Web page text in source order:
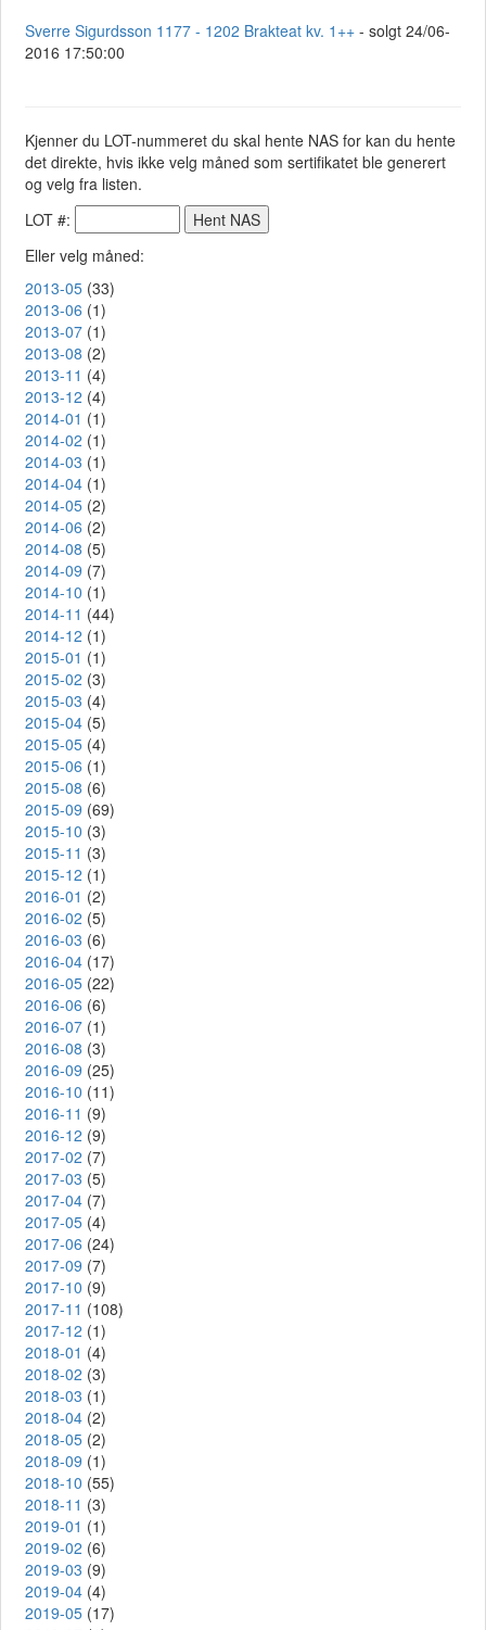
Sverre Sigurdsson 1177 - 1202 Brakteat kv. 1++ - solgt 24/06-
2016 17:50:00
Kjenner du LOT-nummeret du skal hente NAS for kan du hente
det direkte, hvis ikke velg måned som sertifikatet ble generert
og velg fra listen.
LOT #:
Eller velg måned:
2013-05 (33)
2013-06 (1)
2013-07 (1)
2013-08 (2)
2013-11 (4)
2013-12 (4)
2014-01 (1)
2014-02 (1)
2014-03 (1)
2014-04 (1)
2014-05 (2)
2014-06 (2)
2014-08 (5)
2014-09 (7)
2014-10 (1)
2014-11 (44)
2014-12 (1)
2015-01 (1)
2015-02 (3)
2015-03 (4)
2015-04 (5)
2015-05 (4)
2015-06 (1)
2015-08 (6)
2015-09 (69)
2015-10 (3)
2015-11 (3)
2015-12 (1)
2016-01 (2)
2016-02 (5)
2016-03 (6)
2016-04 (17)
2016-05 (22)
2016-06 (6)
2016-07 (1)
2016-08 (3)
2016-09 (25)
2016-10 (11)
2016-11 (9)
2016-12 (9)
2017-02 (7)
2017-03 (5)
2017-04 (7)
2017-05 (4)
2017-06 (24)
2017-09 (7)
2017-10 (9)
2017-11 (108)
2017-12 (1)
2018-01 (4)
2018-02 (3)
2018-03 (1)
2018-04 (2)
2018-05 (2)
2018-09 (1)
2018-10 (55)
2018-11 (3)
2019-01 (1)
2019-02 (6)
2019-03 (9)
2019-04 (4)
2019-05 (17)